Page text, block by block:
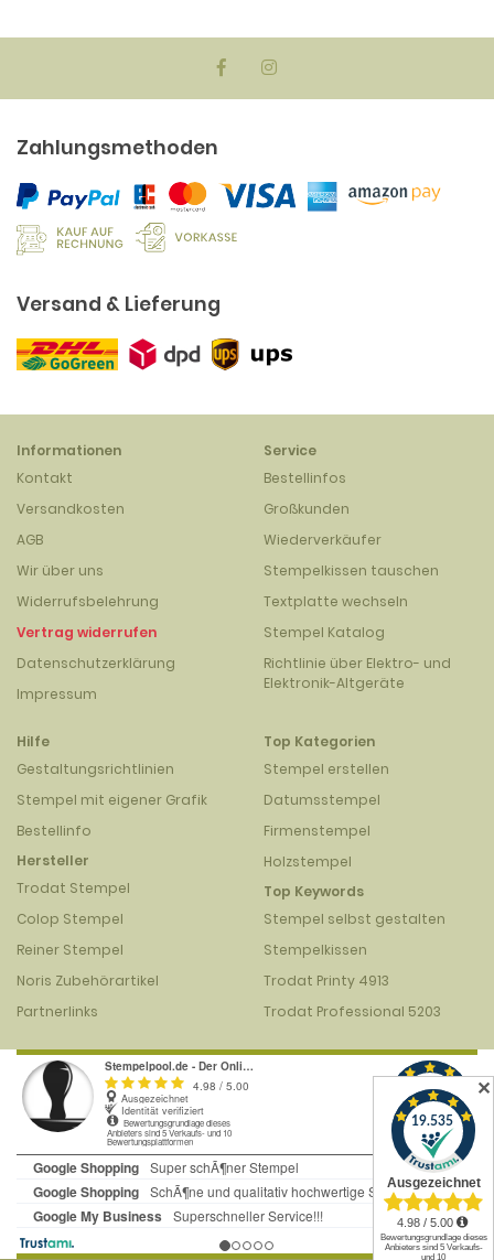
Zahlungsmethoden
Versand & Lieferung
Informationen
Kontakt
Versandkosten
AGB
Wir über uns
Widerrufsbelehrung
Vertrag widerrufen
Datenschutzerklärung
Impressum
Service
Bestellinfos
Großkunden
Wiederverkäufer
Stempelkissen tauschen
Textplatte wechseln
Stempel Katalog
Richtlinie über Elektro- und
Elektronik-Altgeräte
Hilfe
Gestaltungsrichtlinien
Stempel mit eigener Grafik
Bestellinfo
Hersteller
Trodat Stempel
Colop Stempel
Reiner Stempel
Noris Zubehörartikel
Partnerlinks
Top Kategorien
Stempel erstellen
Datumsstempel
Firmenstempel
Holzstempel
Top Keywords
Stempel selbst gestalten
Stempelkissen
Trodat Printy 4913
Trodat Professional 5203
✕